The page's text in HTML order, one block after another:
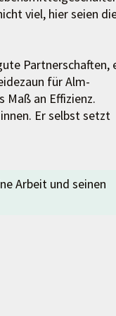
viel, hier seien
Partnerschaften,
für Alm-
an Effizienz.
Er selbst setzt
Arbeit und seinen